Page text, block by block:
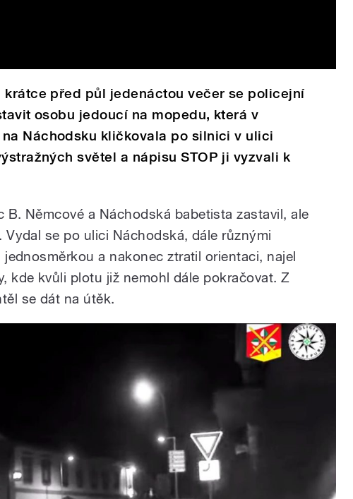
krátce před půl jedenáctou večer se policejní
osobu jedoucí na mopedu, která v
Náchodsku kličkovala po silnici v ulici
světel a nápisu STOP ji vyzvali k
B. Němcové a Náchodská babetista zastavil, ale
Vydal se po ulici Náchodská, dále různými
a nakonec ztratil orientaci, najel
kde kvůli plotu již nemohl dále pokračovat. Z
se dát na útěk.